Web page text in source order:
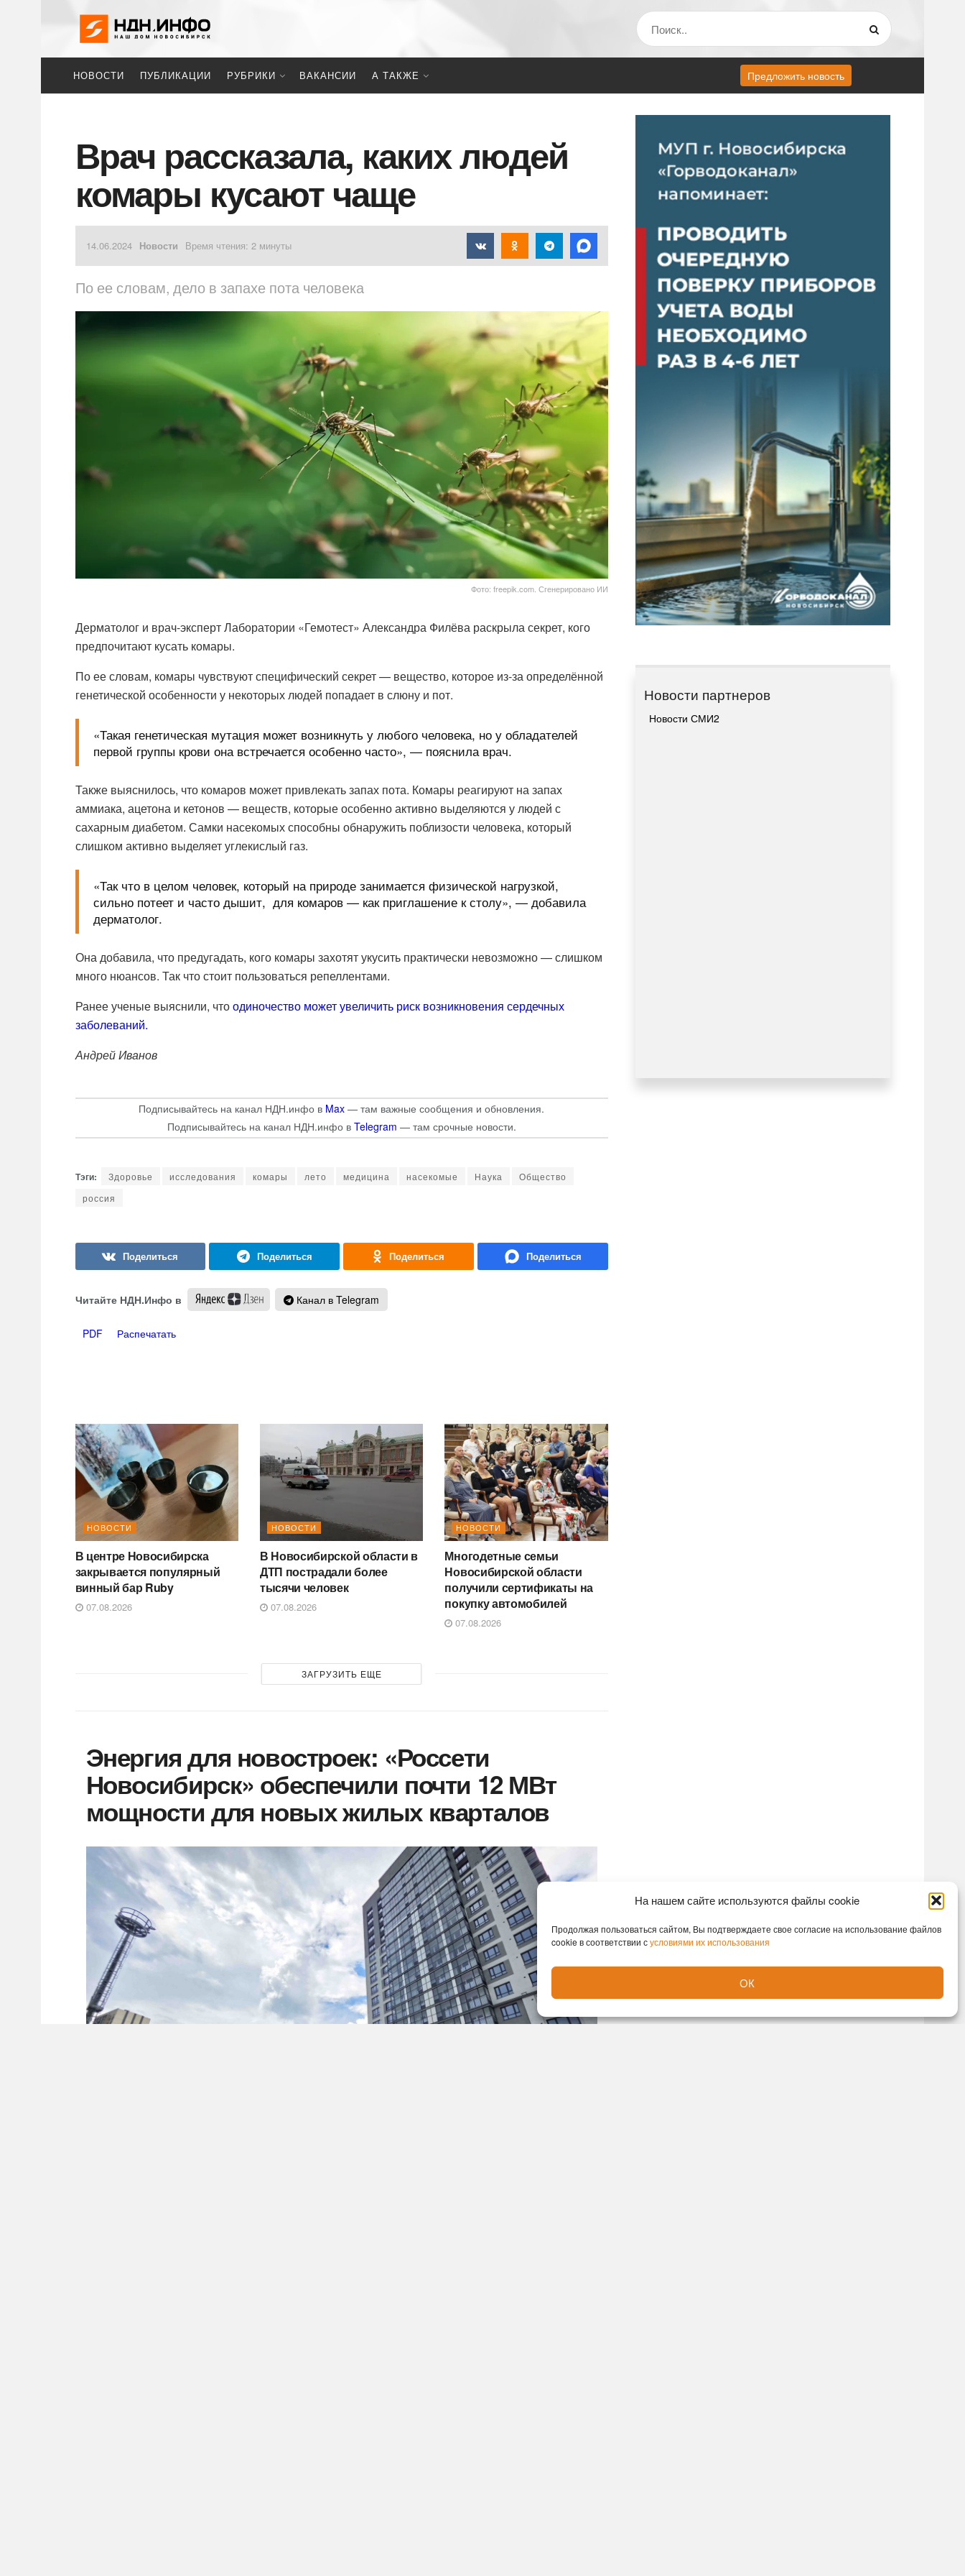
На нашем сайте используются файлы cookie
Продолжая пользоваться сайтом, Вы подтверждаете свое согласие на использование файлов
cookie в соответствии сусловиями их использования
ОК
НОВОСТИ ПУБЛИКАЦИИ РУБРИКИ ВАКАНСИИ А ТАКЖЕ Предложить новость
Врач рассказала, каких людей
комары кусают чаще
14.06.2024 Новости Время чтения: 2 минуты
По ее словам, дело в запахе пота человека
Фото: freepik.com. Сгенерировано ИИ
Дерматолог и врач-эксперт Лаборатории «Гемотест» Александра Филёва раскрыла секрет, кого
предпочитают кусать комары.
По ее словам, комары чувствуют специфический секрет — вещество, которое из-за определённой
генетической особенности у некоторых людей попадает в слюну и пот.
«Такая генетическая мутация может возникнуть у любого человека, но у обладателей
первой группы крови она встречается особенно часто», — пояснила врач.
Также выяснилось, что комаров может привлекать запах пота. Комары реагируют на запах
аммиака, ацетона и кетонов — веществ, которые особенно активно выделяются у людей с
сахарным диабетом. Самки насекомых способны обнаружить поблизости человека, который
слишком активно выделяет углекислый газ.
«Так что в целом человек, который на природе занимается физической нагрузкой,
сильно потеет и часто дышит, для комаров — как приглашение к столу», — добавила
дерматолог.
Она добавила, что предугадать, кого комары захотят укусить практически невозможно — слишком
много нюансов. Так что стоит пользоваться репеллентами.
Ранее ученые выяснили, чтоодиночество может увеличить риск возникновения сердечных
заболеваний.
Андрей Иванов
Подписывайтесь на канал НДН.инфо в Max — там важные сообщения и обновления.
Подписывайтесь на канал НДН.инфо в Telegram — там срочные новости.
Здоровье исследования комары лето медицина насекомые Наука
Общество
россия
Читайте НДН.Инфо в Канал в Telegram
PDF Распечатать
НОВОСТИ
В центре Новосибирска
закрывается популярный
винный бар Ruby
07.08.2026
НОВОСТИ
В Новосибирской области в
ДТП пострадали более
тысячи человек
07.08.2026
НОВОСТИ
Многодетные семьи
Новосибирской области
получили сертификаты на
покупку автомобилей
07.08.2026
ЗАГРУЗИТЬ ЕЩЕ
Энергия для новостроек: «Россети
Новосибирск» обеспечили почти 12 МВт
мощности для новых жилых кварталов
Новости партнеров
Новости СМИ2